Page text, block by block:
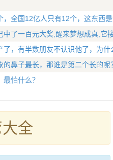
，全国12亿人只有12个，这东西
中了一百元大奖,醒来梦想成真,它
了，有半数朋友不认识他了，为什
的鼻子最长，那谁是第二个长的呢
怕什么？
全